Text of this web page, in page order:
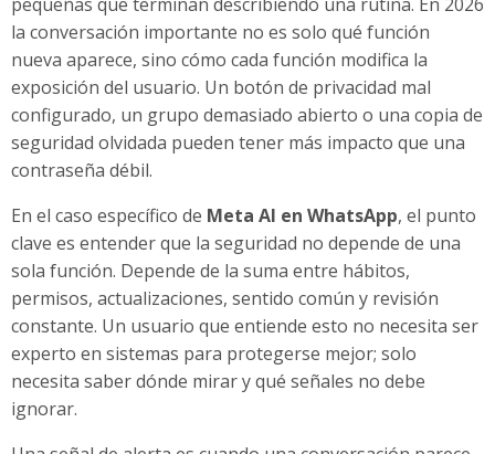
la conversación importante no es solo qué función
nueva aparece, sino cómo cada función modifica la
exposición del usuario. Un botón de privacidad mal
configurado, un grupo demasiado abierto o una copia de
seguridad olvidada pueden tener más impacto que una
contraseña débil.
En el caso específico de Meta AI en WhatsApp, el punto
clave es entender que la seguridad no depende de una
sola función. Depende de la suma entre hábitos,
permisos, actualizaciones, sentido común y revisión
constante. Un usuario que entiende esto no necesita ser
experto en sistemas para protegerse mejor; solo
necesita saber dónde mirar y qué señales no debe
ignorar.